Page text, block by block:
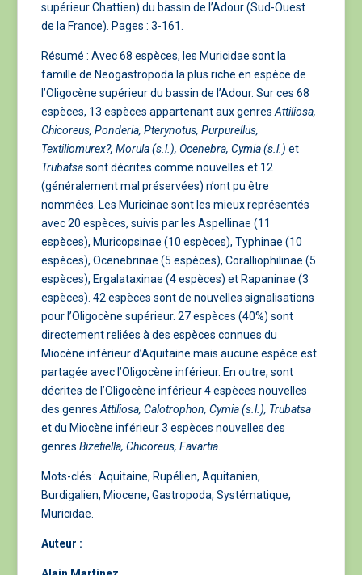
supérieur Chattien) du bassin de l’Adour (Sud-Ouest
de la France). Pages : 3-161.
Résumé : Avec 68 espèces, les Muricidae sont la
famille de Neogastropoda la plus riche en espèce de
l’Oligocène supérieur du bassin de l’Adour. Sur ces 68
espèces, 13 espèces appartenant aux genresAttiliosa,
Chicoreus, Ponderia, Pterynotus, Purpurellus,
Textiliomurex?, Morula (s.l.), Ocenebra, Cymia (s.l.)et
Trubatsasont décrites comme nouvelles et 12
(généralement mal préservées) n’ont pu être
nommées. Les Muricinae sont les mieux représentés
avec 20 espèces, suivis par les Aspellinae (11
espèces), Muricopsinae (10 espèces), Typhinae (10
espèces), Ocenebrinae (5 espèces), Coralliophilinae (5
espèces), Ergalataxinae (4 espèces) et Rapaninae (3
espèces). 42 espèces sont de nouvelles signalisations
pour l’Oligocène supérieur. 27 espèces (40%) sont
directement reliées à des espèces connues du
Miocène inférieur d’Aquitaine mais aucune espèce est
partagée avec l’Oligocène inférieur. En outre, sont
décrites de l’Oligocène inférieur 4 espèces nouvelles
des genresAttiliosa, Calotrophon, Cymia (s.l.), Trubatsa
et du Miocène inférieur 3 espèces nouvelles des
genresBizetiella, Chicoreus, Favartia.
Mots-clés : Aquitaine, Rupélien, Aquitanien,
Burdigalien, Miocene, Gastropoda, Systématique,
Muricidae.
Auteur :